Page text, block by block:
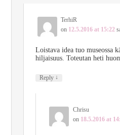
TerhiR
on 12.5.2016 at 15:22
Loistava idea tuo museossa
hiljaisuus. Toteutan heti
Reply ↓
Chrisu
on 18.5.2016 at